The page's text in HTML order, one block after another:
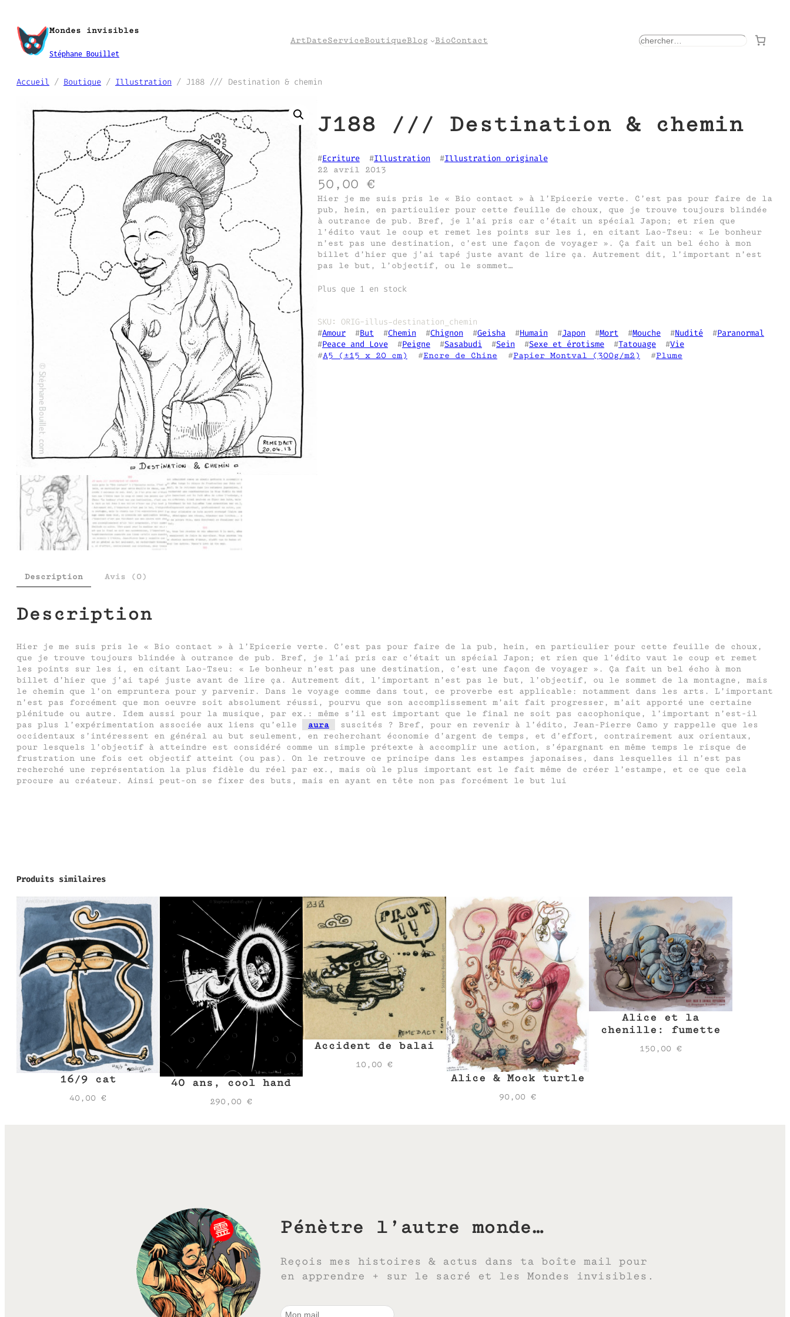
contenu
Mondes invisibles
Stéphane Bouillet
ArtDateServiceBoutiqueBlog BioContact rechercher
Accueil / Boutique / Illustration / J188 /// Destination & chemin
J188 /// Destination & chemin
#Ecriture
  #
Illustration
  #
Illustration originale
22 avril 2013
50,00 €
Hier je me suis pris le « Bio contact » à l’Epicerie verte. C’est pas pour faire de la
pub, hein, en particulier pour cette feuille de choux, que je trouve toujours blindée
à outrance de pub. Bref, je l’ai pris car c’était un spécial Japon; et rien que
l’édito vaut le coup et remet les points sur les i, en citant Lao-Tseu: « Le bonheur
n’est pas une destination, c’est une façon de voyager ». Ça fait un bel écho à mon
billet d’hier que j’ai tapé juste avant de lire ça. Autrement dit, l’important n’est
pas le but, l’objectif, ou le sommet…
Plus que 1 en stock
SKU:
ORIG-illus-destination_chemin
#Amour
  #
But
  #
Chemin
  #
Chignon
  #
Geisha
  #
Humain
  #
Japon
  #
Mort
  #
Mouche
  #
Nudité
  #
Paranormal
#Peace and Love
  #
Peigne
  #
Sasabudi
  #
Sein
  #
Sexe et érotisme
  #
Tatouage
  #
Vie
#A5 (±15 x 20 cm)
  #
Encre de Chine
  #
Papier Montval (300g/m2)
  #
Plume
Description Avis (0)
Description
Hier je me suis pris le « Bio contact » à l’Epicerie verte. C’est pas pour faire de la pub, hein, en particulier pour cette feuille de choux,
que je trouve toujours blindée à outrance de pub. Bref, je l’ai pris car c’était un spécial Japon; et rien que l’édito vaut le coup et remet
les points sur les i, en citant Lao-Tseu: « Le bonheur n’est pas une destination, c’est une façon de voyager ». Ça fait un bel écho à mon
billet d’hier que j’ai tapé juste avant de lire ça. Autrement dit, l’important n’est pas le but, l’objectif, ou le sommet de la montagne, mais
le chemin que l’on empruntera pour y parvenir. Dans le voyage comme dans tout, ce proverbe est applicable: notamment dans les arts. L’important
n’est pas forcément que mon oeuvre soit absolument réussi, pourvu que son accomplissement m’ait fait progresser, m’ait apporté une certaine
plénitude ou autre. Idem aussi pour la musique, par ex.: même s’il est important que le final ne soit pas cacophonique, l’important n’est-il
pas plus l’expérimentation associée aux liens qu’elle
aura
suscités ? Bref, pour en revenir à l’édito, Jean-Pierre Camo y rappelle que les
occidentaux s’intéressent en général au but seulement, en recherchant économie d’argent de temps, et d’effort, contrairement aux orientaux,
pour lesquels l’objectif à atteindre est considéré comme un simple prétexte à accomplir une action, s’épargnant en même temps le risque de
frustration une fois cet objectif atteint (ou pas). On le retrouve ce principe dans les estampes japonaises, dans lesquelles il n’est pas
recherché une représentation la plus fidèle du réel par ex., mais où le plus important est le fait même de créer l’estampe, et ce que cela
procure au créateur. Ainsi peut-on se fixer des buts, mais en ayant en tête non pas forcément le but lui
Produits similaires
16/9 cat
40,00€
40 ans, cool hand
290,00€
Accident de balai
10,00€
Alice & Mock turtle
90,00€
Alice et la
chenille: fumette
150,00€
Pénètre l’autre monde…
Reçois mes histoires & actus dans ta boîte mail pour
en apprendre + sur le sacré et les Mondes invisibles.